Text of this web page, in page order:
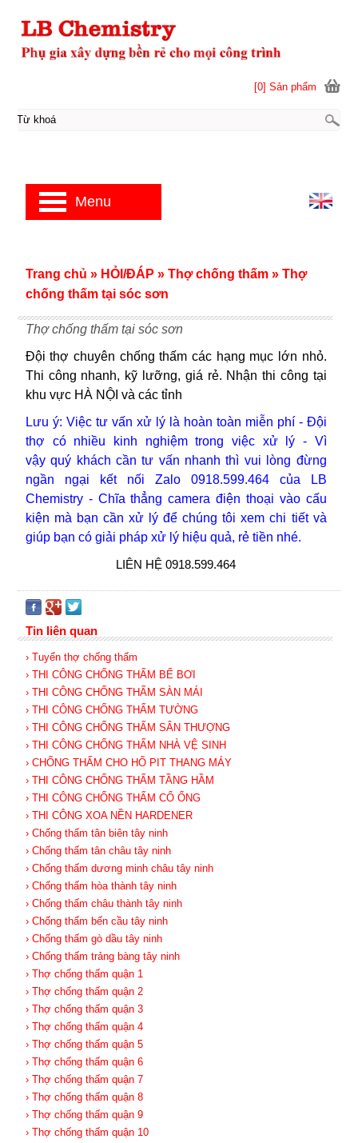
Thợ chống thấm tại sóc sơn
Đội thợ chuyên chống thấm các hạng mục lớn nhỏ.
Thi công nhanh, kỹ lưỡng, giá rẻ. Nhận thi công tại
khu vực HÀ NỘI và các tỉnh
Lưu ý: Việc tư vấn xử lý là hoàn toàn miễn phí - Đội
thợ có nhiều kinh nghiệm trong việc xử lý - Vì
vậyquý khách cần tư vấn nhanh thì vui lòng đừng
ngần ngại kết nối Zalo 0918.599.464 của LB
Chemistry - Chĩa thẳng camera điện thoại vào cấu
kiện mà bạn cần xử lý để chúng tôi xem chi tiết và
giúp bạn có giải pháp xử lý hiệu quả, rẻ tiền nhé.
LIÊN HỆ 0918.599.464
Tin liên quan
› Tuyển thợ chống thấm
› THI CÔNG CHỐNG THẤM BỂ BƠI
› THI CÔNG CHỐNG THẤM SÀN MÁI
› THI CÔNG CHỐNG THẤM TƯỜNG
› THI CÔNG CHỐNG THẤM SÂN THƯỢNG
› THI CÔNG CHỐNG THẤM NHÀ VỆ SINH
› CHỐNG THẤM CHO HỐ PIT THANG MÁY
› THI CÔNG CHỐNG THẤM TẦNG HẦM
› THI CÔNG CHỐNG THẤM CỔ ỐNG
› THI CÔNG XOA NỀN HARDENER
› Chống thấm tân biên tây ninh
› Chống thấm tân châu tây ninh
› Chống thấm dương minh châu tây ninh
› Chống thấm hòa thành tây ninh
› Chống thấm châu thành tây ninh
› Chống thấm bến cầu tây ninh
› Chống thấm gò dầu tây ninh
› Chống thấm trảng bàng tây ninh
› Thợ chống thấm quận 1
› Thợ chống thấm quận 2
› Thợ chống thấm quận 3
› Thợ chống thấm quận 4
› Thợ chống thấm quận 5
› Thợ chống thấm quận 6
› Thợ chống thấm quận 7
› Thợ chống thấm quận 8
› Thợ chống thấm quận 9
› Thợ chống thấm quận 10
Trang chủ » HỎI/ĐÁP » Thợ chống thấm » Thợ
chống thấm tại sóc sơn
[0] Sản phẩm
Menu